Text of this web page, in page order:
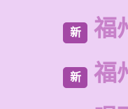
新 福
新 福